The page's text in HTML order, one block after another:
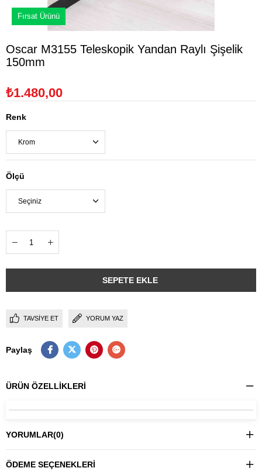
Fırsat Ürünü
Oscar M3155 Teleskopik Yandan Raylı Şişelik
150mm
₺1.480,00
Renk
Ölçü
TAVSIYE ET YORUM YAZ
Paylaş
ÜRÜN ÖZELLIKLERI
YORUMLAR(0)
ÖDEME SEÇENEKLERI